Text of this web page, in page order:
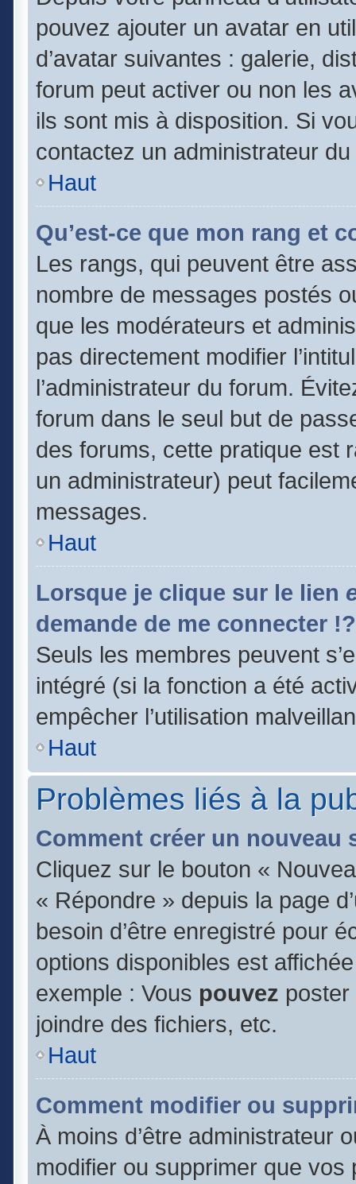
pouvez ajouter un avatar en
d’avatar suivantes : galerie,
forum peut activer ou non les
ils sont mis à disposition. Si
contactez un administrateur
Haut
Qu’est-ce que mon rang et
Les rangs, qui peuvent être
nombre de messages postés
que les modérateurs et
pas directement modifier
l’administrateur du forum.
forum dans le seul but de
des forums, cette pratique est
un administrateur) peut
messages.
Haut
Lorsque je clique sur le lien
demande de me connecter !?
Seuls les membres peuvent
intégré (si la fonction a été
empêcher l’utilisation
Haut
Problèmes liés à la
Comment créer un nouveau
Cliquez sur le bouton «
« Répondre » depuis la page
besoin d’être enregistré pour
options disponibles est
exemple : Vous pouvez
joindre des fichiers, etc.
Haut
Comment modifier ou
À moins d’être administrateur
modifier ou supprimer que